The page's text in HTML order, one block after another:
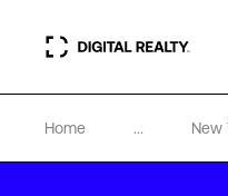
데이터 센터
Home ... New